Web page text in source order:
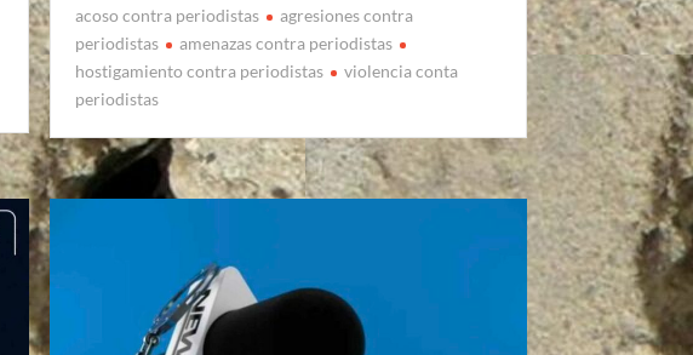
acoso contra periodistas
agresiones contra
periodistas
amenazas contra periodistas
hostigamiento contra periodistas
violencia conta
periodistas